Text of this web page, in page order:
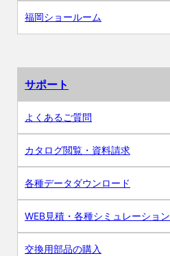
福岡ショールーム
サポート
よくあるご質問
カタログ閲覧・資料請求
各種データダウンロード
WEB見積・各種シミュレーション
交換用部品の購入